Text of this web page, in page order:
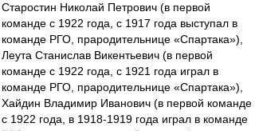
Старостин Николай Петрович (в первой
команде с 1922 года, с 1917 года выступал в
команде РГО, прародительнице «Спартака»),
Леута Станислав Викентьевич (в первой
команде с 1922 года, с 1921 года играл в
команде РГО, прародительнице «Спартака»),
Хайдин Владимир Иванович (в первой команде
с 1922 года, в 1918-1919 года играл в команде